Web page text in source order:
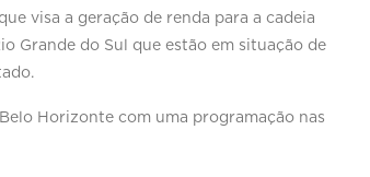
visa a geração de renda para a cadeia
Grande do Sul que estão em situação de
Horizonte com uma programação nas